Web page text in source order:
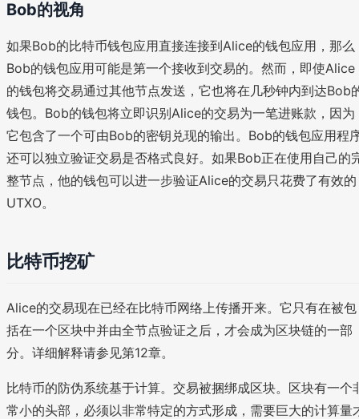
Bob的视角
如果Bob的比特币钱包应用直接连接到Alice的钱包应用，那么
Bob的钱包应用可能是第一个接收到交易的。然而，即使Alice
的钱包将交易通过其他节点发送，它也将在几秒钟内到达Bob
钱包。Bob的钱包将立即识别Alice的交易为一笔进账款，因为
它包含了一个可由Bob的密钥兑现的输出。Bob的钱包应用程
还可以独立验证交易是否格式良好。如果Bob正在使用自己的
整节点，他的钱包可以进一步验证Alice的交易只花费了有效的
UTXO。
比特币挖矿
Alice的交易现在已经在比特币网络上传播开来。它只有在被包
括在一个区块中并由全节点验证之后，才会成为区块链的一部
分。详细解释请参见第12章。
比特币的防伪系统基于计算。交易被捆绑成区块。区块有一个
常小的头部，必须以非常特定的方式形成，需要巨大的计算量